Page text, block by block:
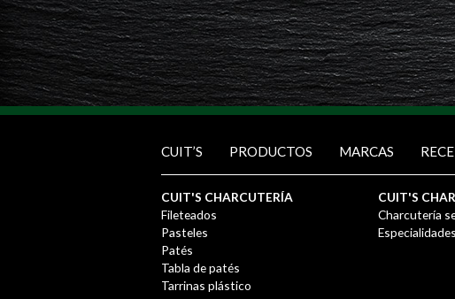
CUIT’S PRODUCTOS MARCAS
CUIT'S CHARCUTERÍA
Fileteados
Pasteles
Patés
Tabla de patés
Tarrinas plástico
CUIT'S
Charcutería
Especialidades